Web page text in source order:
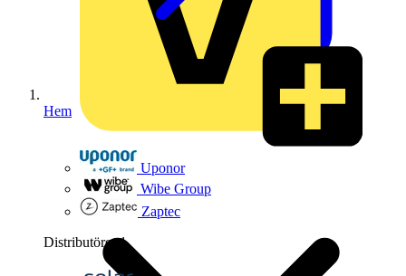
Uponor
Wibe Group
Zaptec
Distributörer 1
Hem